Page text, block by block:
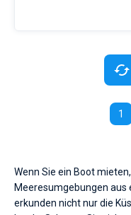
1
Wenn Sie ein Boot
Meeresumgebungen aus
erkunden nicht nur die